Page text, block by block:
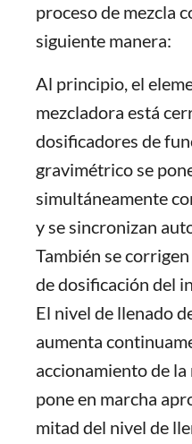
proceso de mezcla
siguiente manera:
Al principio, el
mezcladora está
dosificadores de
gravimétrico se
simultáneamente
y se sincronizan
También se
de dosificación del
El nivel de llenado
aumenta
accionamiento de
pone en marcha
mitad del nivel de